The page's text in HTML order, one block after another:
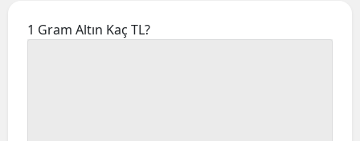
1 Gram Altın Kaç TL?